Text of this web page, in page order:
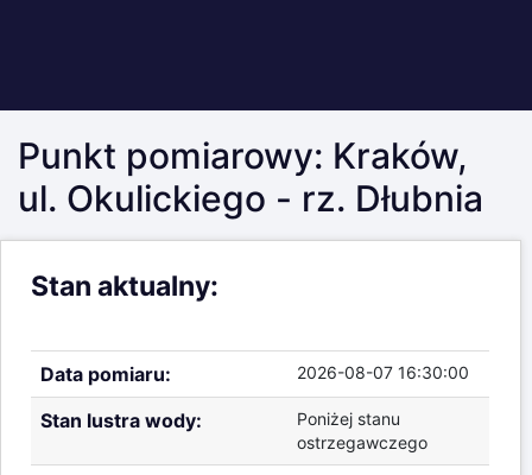
Punkt pomiarowy: Kraków,
ul. Okulickiego - rz. Dłubnia
Stan aktualny:
Data pomiaru: 2026-08-07 16:30:00
Stan lustra wody:
Poniżej stanu
ostrzegawczego